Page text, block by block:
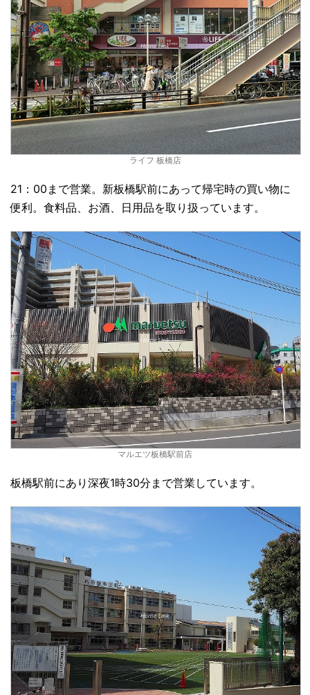
ライフ 板橋店
21：00まで営業。新板橋駅前にあって帰宅時の買い物に
便利。食料品、お酒、日用品を取り扱っています。
マルエツ板橋駅前店
板橋駅前にあり深夜1時30分まで営業しています。